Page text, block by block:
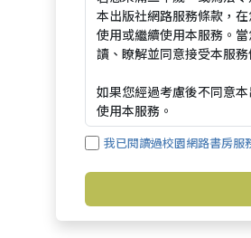
我已閱讀過校園網路書房服